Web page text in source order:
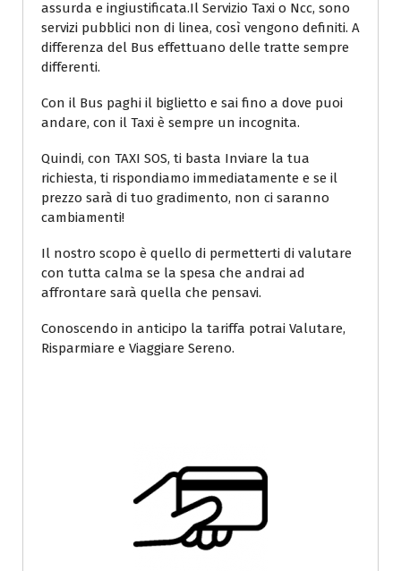
assurda e ingiustificata.Il Servizio Taxi o Ncc, sono
servizi pubblici non di linea, così vengono definiti. A
differenza del Bus effettuano delle tratte sempre
differenti.
Con il Bus paghi il biglietto e sai fino a dove puoi
andare, con il Taxi è sempre un incognita.
Quindi, con TAXI SOS, ti basta Inviare la tua
richiesta, ti rispondiamo immediatamente e se il
prezzo sarà di tuo gradimento, non ci saranno
cambiamenti!
Il nostro scopo è quello di permetterti di valutare
con tutta calma se la spesa che andrai ad
affrontare sarà quella che pensavi.
Conoscendo in anticipo la tariffa potrai Valutare,
Risparmiare e Viaggiare Sereno.